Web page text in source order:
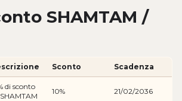
SHAMTAM /
Sconto Scadenza
di sconto
10% 21/02/2036